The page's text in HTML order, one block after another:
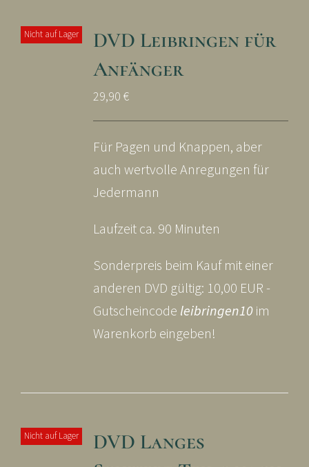
Nicht auf Lager
DVD Leibringen für
Anfänger
29,90 €
Für Pagen und Knappen, aber
auch wertvolle Anregungen für
Jedermann
Laufzeit ca. 90 Minuten
Sonderpreis beim Kauf mit einer
anderen DVD gültig: 10,00 EUR -
Gutscheincode leibringen10im
Warenkorb eingeben!
Nicht auf Lager
DVD Langes